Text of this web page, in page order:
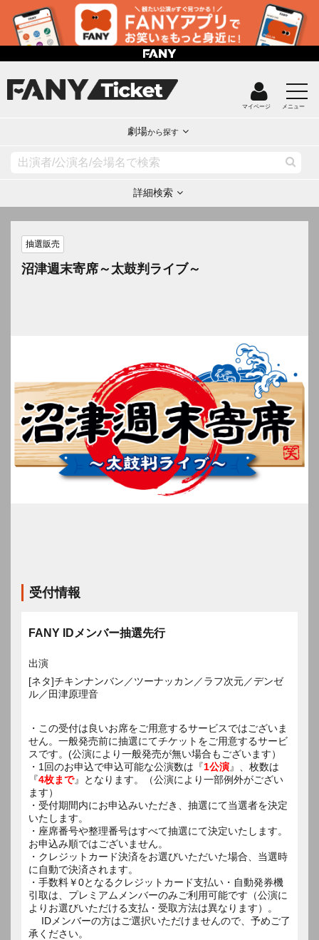
マイページ メニュー
劇場から探す
詳細検索
抽選販売
沼津週末寄席～太鼓判ライブ～
受付情報
FANY IDメンバー抽選先行
出演
[ネタ]チキンナンバン／ツーナッカン／ラフ次元／デンゼ
ル／田津原理音
・この受付は良いお席をご用意するサービスではございま
せん。一般発売前に抽選にてチケットをご用意するサービ
スです。(公演により一般発売が無い場合もございます）
・1回のお申込で申込可能な公演数は『1公演』、枚数は
『4枚まで』となります。（公演により一部例外がござい
ます）
・受付期間内にお申込みいただき、抽選にて当選者を決定
いたします。
・座席番号や整理番号はすべて抽選にて決定いたします。
お申込み順ではございません。
・クレジットカード決済をお選びいただいた場合、当選時
に自動で決済されます。
・手数料￥0となるクレジットカード支払い・自動発券機
引取は、プレミアムメンバーのみご利用可能です（公演に
よりお選びいただける支払・受取方法は異なります）。
IDメンバーの方はご選択いただけませんので、予めご了
承ください。